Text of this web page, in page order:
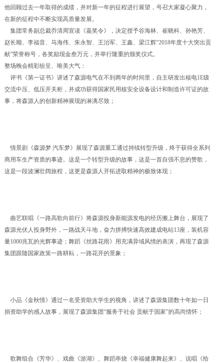
他回顾过去一年取得的成绩，并对新一年的征程进行展望，号召大家凝心聚力，
在新的征程中不断实现高质量发展。
集团常务副总裁乔清周宣读《嘉奖令》，决定授予谷海林、崔晓科、孙艳芳、
赵长顺、李福音、马海伟、朱永智、王治军、王鑫、梁江辉“2018年度十大突出贡
献”荣誉称号，各奖励现金叁万元，并举行隆重的颁奖仪式。
整场晚会精彩纷呈、唯美大气：
评书《第一证书》讲述了森源电气在不到两年的时间里，自主研发出核电1E级
交流中压、低压开关柜，并成功获得国家民用核安全设备设计和制造许可证的故
事，将森源人的创新精神展现的淋漓尽致；
情景剧《森源梦 汽车梦》展现了森源重工通过持续转型升级，终于获得全系列
商用车生产资质的事迹。这是一个转型升级的故事，这是一首自强不息的赞歌，
这是一段波澜壮阔旅程，这更是森源人开拓进取精神的极致体现；
曲艺联唱《一路高歌向前行》将森源投身新能源发电的经历搬上舞台，展现了
森源光伏人投身野外，一路战天斗地，奋力拼搏快速高效建成电站13座，装机容
量1000兆瓦的光辉事迹；舞蹈《丝路花雨》用充满异域风情的表演，再现了森源
集团跟随国家政策一路耕耘，一路花开的景象；
小品《金秋情》通过一名受资助大学生的视角，讲述了森源集团数十年如一日
捐资助学的感人故事，展现了森源集团“服务于社会 贡献于国家”的高尚情怀；
歌舞组合《芳华》、戏曲《游湖》、舞蹈串烧《幸福健康舞起来》、说唱《给